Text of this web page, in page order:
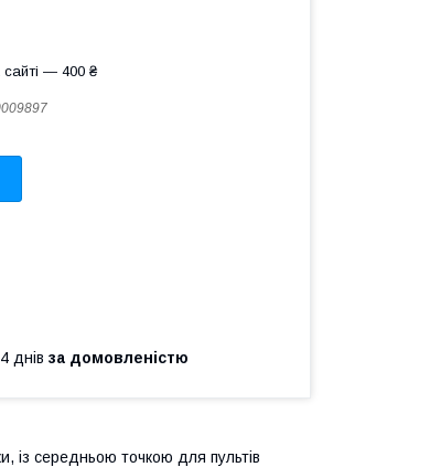
— 400 ₴
днів за домовленістю
із середньою точкою для пультів